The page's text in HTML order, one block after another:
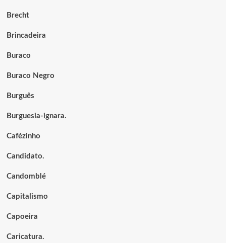
Brecht
Brincadeira
Buraco
Buraco Negro
Burguês
Burguesia-ignara.
Cafézinho
Candidato.
Candomblé
Capitalismo
Capoeira
Caricatura.